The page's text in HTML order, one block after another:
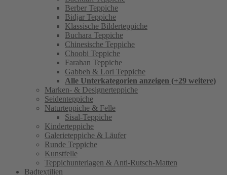
Berber Teppiche
Bidjar Teppiche
Klassische Bilderteppiche
Buchara Teppiche
Chinesische Teppiche
Choobi Teppiche
Farahan Teppiche
Gabbeh & Lori Teppiche
Alle Unterkategorien anzeigen (+29 weitere)
Marken- & Designerteppiche
Seidenteppiche
Naturteppiche & Felle
Sisal-Teppiche
Kinderteppiche
Galerieteppiche & Läufer
Runde Teppiche
Kunstfelle
Teppichunterlagen & Anti-Rutsch-Matten
Badtextilien